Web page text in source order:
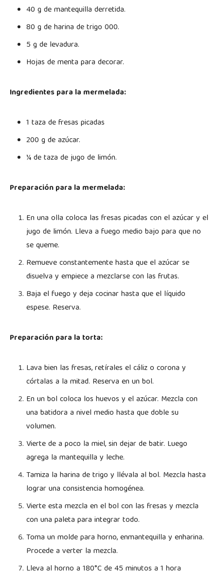
40 g de mantequilla derretida.
80 g de harina de trigo 000.
5 g de levadura.
Hojas de menta para decorar.
Ingredientes para la mermelada:
1 taza de fresas picadas
200 g de azúcar.
¼ de taza de jugo de limón.
Preparación para la mermelada:
En una olla coloca las fresas picadas con el azúcar y el
jugo de limón. Lleva a fuego medio bajo para que no
se queme.
Remueve constantemente hasta que el azúcar se
disuelva y empiece a mezclarse con las frutas.
Baja el fuego y deja cocinar hasta que el líquido
espese. Reserva.
Preparación para la torta:
Lava bien las fresas, retírales el cáliz o corona y
córtalas a la mitad. Reserva en un bol.
En un bol coloca los huevos y el azúcar. Mezcla con
una batidora a nivel medio hasta que doble su
volumen.
Vierte de a poco la miel, sin dejar de batir. Luego
agrega la mantequilla y leche.
Tamiza la harina de trigo y llévala al bol. Mezcla hasta
lograr una consistencia homogénea.
Vierte esta mezcla en el bol con las fresas y mezcla
con una paleta para integrar todo.
Toma un molde para horno, enmantequilla y enharina.
Procede a verter la mezcla.
Lleva al horno a 180°C de 45 minutos a 1 hora